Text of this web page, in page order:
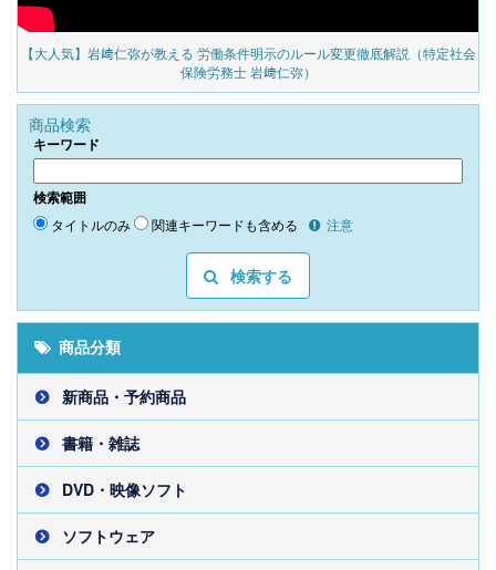
【大人気】岩﨑仁弥が教える 労働条件明示のルール変更徹底解説（特定社会
保険労務士 岩﨑仁弥）
商品検索
キーワード
検索範囲
タイトルのみ 関連キーワードも含める 注意
検索する
商品分類
新商品・予約商品
書籍・雑誌
DVD・映像ソフト
ソフトウェア